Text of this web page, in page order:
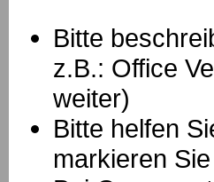
Bitte
z.B.: Office
weiter)
Bitte helfen
markieren